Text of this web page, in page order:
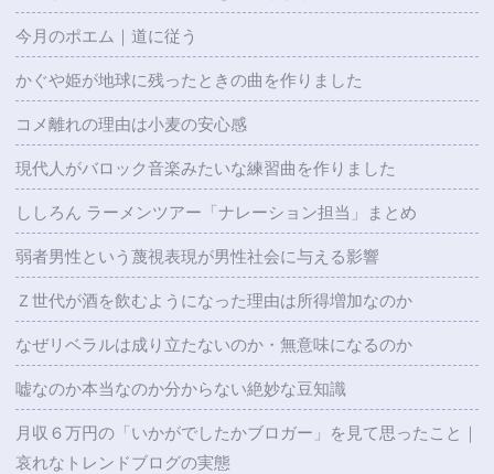
今月のポエム｜道に従う
かぐや姫が地球に残ったときの曲を作りました
コメ離れの理由は小麦の安心感
現代人がバロック音楽みたいな練習曲を作りました
ししろん ラーメンツアー「ナレーション担当」まとめ
弱者男性という蔑視表現が男性社会に与える影響
Ｚ世代が酒を飲むようになった理由は所得増加なのか
なぜリベラルは成り立たないのか・無意味になるのか
嘘なのか本当なのか分からない絶妙な豆知識
月収６万円の「いかがでしたかブロガー」を見て思ったこと｜
哀れなトレンドブログの実態